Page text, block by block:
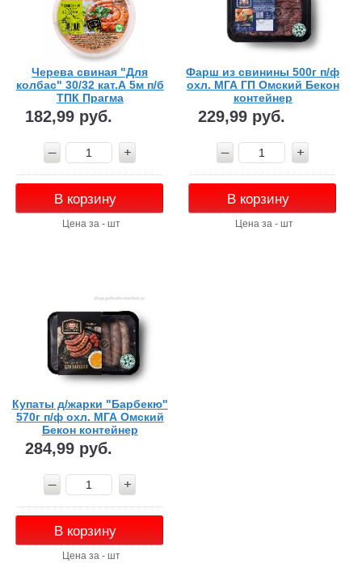
Черева свиная "Для
колбас" 30/32 кат.А 5м п/б
ТПК Прагма
182,99 руб.
В корзину
Цена за - шт
Фарш из свинины 500г п/ф
охл. МГА ГП Омский Бекон
контейнер
229,99 руб.
В корзину
Цена за - шт
Купаты д/жарки "Барбекю"
570г п/ф охл. МГА Омский
Бекон контейнер
284,99 руб.
В корзину
Цена за - шт